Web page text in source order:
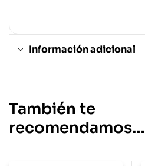
Información adicional
También te
recomendamos…